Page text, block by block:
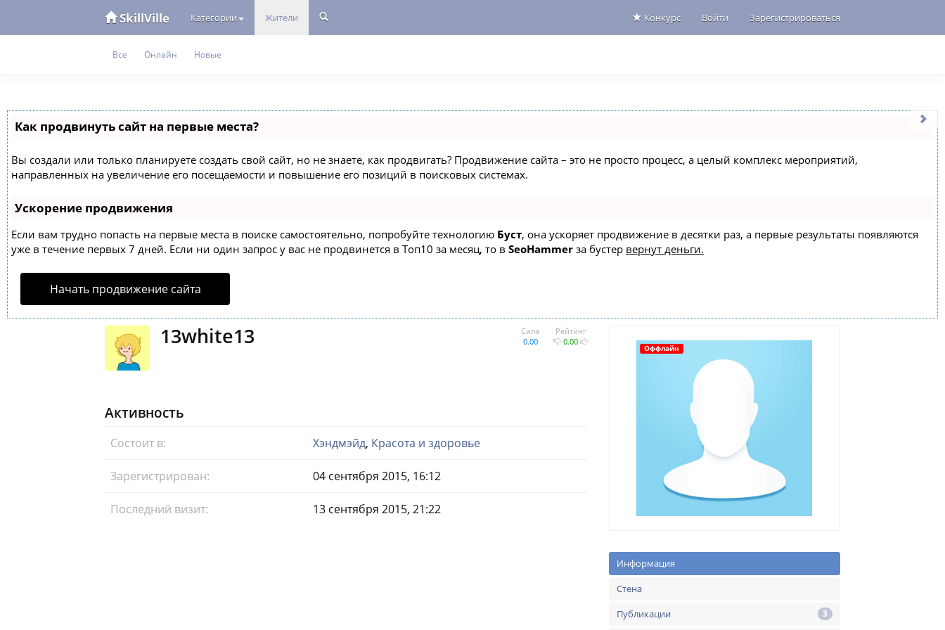
SkillVille Категории Жители Конкурс Войти Зарегистрироваться
Все Онлайн Новые
Как продвинуть сайт на первые места?
Вы создали или только планируете создать свой сайт, но не знаете, как продвигать? Продвижение сайта – это не просто процесс, а целый комплекс мероприятий,
направленных на увеличение его посещаемости и повышение его позиций в поисковых системах.
Ускорение продвижения
Если вам трудно попасть на первые места в поиске самостоятельно, попробуйте технологию Буст, она ускоряет продвижение в десятки раз, а первые результаты появляются
уже в течение первых 7 дней. Если ни один запрос у вас не продвинется в Топ10 за месяц, то в SeoHammer за бустер вернут деньги.
Начать продвижение сайта
Рейтинг
0.00
Сила
0.00
13white13
Активность
Состоит в: Хэндмэйд, Красота и здоровье
Зарегистрирован: 04 сентября 2015, 16:12
Последний визит: 13 сентября 2015, 21:22
Оффлайн
Информация
Стена
Публикации
3